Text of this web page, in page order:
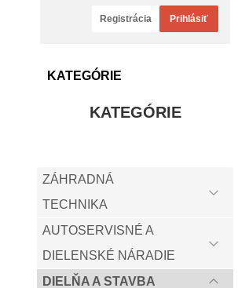
Registrácia Prihlásiť
KATEGÓRIE
KATEGÓRIE
ZÁHRADNÁ
TECHNIKA
AUTOSERVISNÉ A
DIELENSKÉ NÁRADIE
DIELŇA A STAVBA